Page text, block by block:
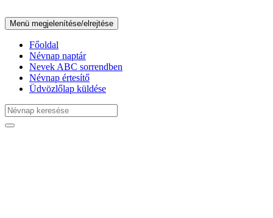
Menü megjelenítése/elrejtése
Főoldal
Névnap naptár
Nevek ABC sorrendben
Névnap értesítő
Üdvözlőlap küldése